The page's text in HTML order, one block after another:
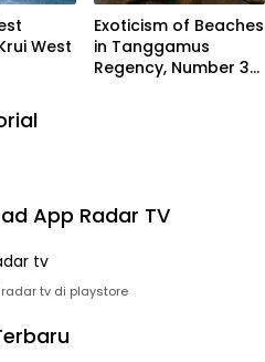
West
Exoticism of Beaches
in Tanggamus
Regency, Number 3
App Radar TV
tv di playstore